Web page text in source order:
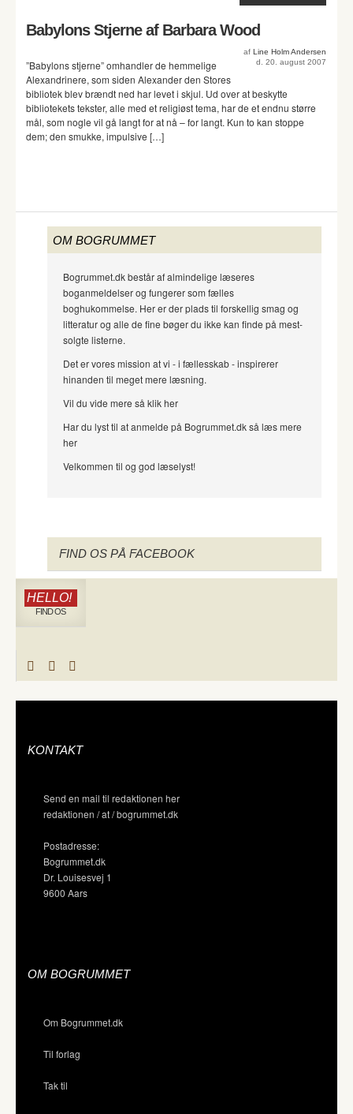
Babylons Stjerne af Barbara Wood
af Line Holm Andersen
d. 20. august 2007
”Babylons stjerne” omhandler de hemmelige
Alexandrinere, som siden Alexander den Stores
bibliotek blev brændt ned har levet i skjul. Ud over at beskytte
bibliotekets tekster, alle med et religiøst tema, har de et endnu større
mål, som nogle vil gå langt for at nå – for langt. Kun to kan stoppe
dem; den smukke, impulsive […]
OM BOGRUMMET
Bogrummet.dk består af almindelige læseres
boganmeldelser og fungerer som fælles
boghukommelse. Her er der plads til forskellig smag og
litteratur og alle de fine bøger du ikke kan finde på mest-
solgte listerne.
Det er vores mission at vi - i fællesskab - inspirerer
hinanden til meget mere læsning.
Vil du vide mere så klik her
Har du lyst til at anmelde på Bogrummet.dk så læs mere
her
Velkommen til og god læselyst!
FIND OS PÅ FACEBOOK
HELLO!
FIND OS
KONTAKT
Send en mail til redaktionen her
redaktionen / at / bogrummet.dk
Postadresse:
Bogrummet.dk
Dr. Louisesvej 1
9600 Aars
OM BOGRUMMET
Om Bogrummet.dk
Til forlag
Tak til